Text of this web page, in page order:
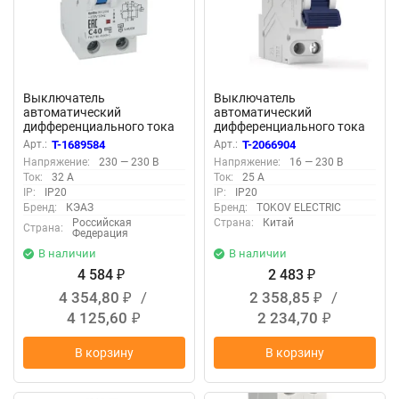
Выключатель
автоматический
дифференциального тока
2п C 32А 30мА тип A 6кА
OptiDin D63-22C32-A УЗ
КЭАЗ 333145
Арт.: T-1689584
Напряжение:
230 — 230 В
Ток:
32 А
IP:
IP20
Бренд:
КЭАЗ
Страна:
Российская
Федерация
В наличии
4 584 ₽
4 354,80 ₽
/
4 125,60 ₽
В корзину
Выключатель
автоматический
дифференциального тока
2п (1P+N) C 25А 30мА тип A
6кА PRIZMA 18мм TOKOV
ELECTRIC TKE-PZ60-RCBO-
1-25-30-A
Арт.: T-2066904
Напряжение:
16 — 230 В
Ток:
25 А
IP:
IP20
Бренд:
TOKOV ELECTRIC
Страна:
Китай
В наличии
2 483 ₽
2 358,85 ₽
/
2 234,70 ₽
В корзину